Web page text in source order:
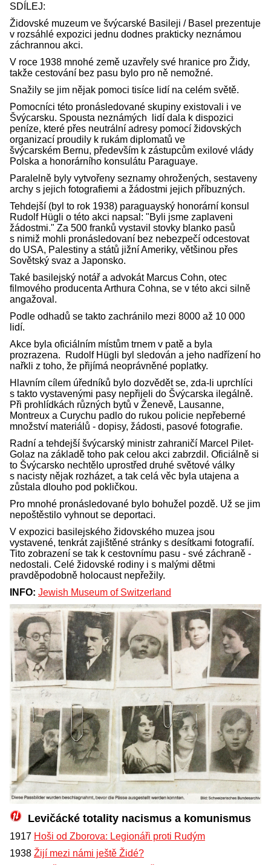
SDÍLEJ:
Židovské muzeum ve švýcarské Basileji / Basel prezentuje
v rozsáhlé expozici jednu dodnes prakticky neznámou
záchrannou akci.
V roce 1938 mnohé země uzavřely své hranice pro Židy,
takže cestování bez pasu bylo pro ně nemožné.
Snažily se jim nějak pomoci tisíce lidí na celém světě.
Pomocníci této pronásledované skupiny existovali i ve
Švýcarsku. Spousta neznámých lidí dala k dispozici
peníze, které přes neutrální adresy pomocí židovských
organizací proudily k rukám diplomatů ve
švýcarském Bernu, především k zástupcům exilové vlády
Polska a honorárního konsulátu Paraguaye.
Paralelně byly vytvořeny seznamy ohrožených, sestaveny
archy s jejich fotografiemi a žádostmi jejich příbuzných.
Tehdejší (byl to rok 1938) paraguayský honorární konsul
Rudolf Hügli o této akci napsal: "Byli jsme zaplaveni
žádostmi." Za 500 franků vystavil stovky blanko pasů
s nimiž mohli pronásledovaní bez nebezpečí odcestovat
do USA, Palestiny a států jižní Ameriky, většinou přes
Sovětský svaz a Japonsko.
Také basilejský notář a advokát Marcus Cohn, otec
filmového producenta Arthura Cohna, se v této akci silně
angažoval.
Podle odhadů se takto zachránilo mezi 8000 až 10 000
lidí.
Akce byla oficiálním místům trnem v patě a byla
prozrazena. Rudolf Hügli byl sledován a jeho nadřízení ho
nařkli z toho, že přijímá neoprávněné poplatky.
Hlavním cílem úředníků bylo dozvědět se, zda-li uprchlíci
s takto vystavenými pasy nepřijeli do Švýcarska ilegálně.
Při prohlídkách různých bytů v Ženevě, Lausanne,
Montreux a Curychu padlo do rukou policie nepřeberné
množství materiálů - dopisy, žádosti, pasové fotografie.
Radní a tehdejší švýcarský ministr zahraničí Marcel Pilet-
Golaz na základě toho pak celou akci zabrzdil. Oficiálně si
to Švýcarsko nechtělo uprostřed druhé světové války
s nacisty nějak rozházet, a tak celá věc byla utajena a
zůstala dlouho pod pokličkou.
Pro mnohé pronásledované bylo bohužel pozdě. Už se jim
nepoštěstilo vyhnout se deportaci.
V expozici basilejského židovského muzea jsou
vystavené, tenkrát zajištěné stránky s desítkami fotografií.
Tito zobrazení se tak k cestovnímu pasu - své záchraně -
nedostali. Celé židovské rodiny i s malými dětmi
pravděpodobně holocaust nepřežily.
INFO: Jewish Museum of Switzerland
Levičácké totality nacismus a komunismus
1917 Hoši od Zborova: Legionáři proti Rudým
1938 Žijí mezi námi ještě Židé?